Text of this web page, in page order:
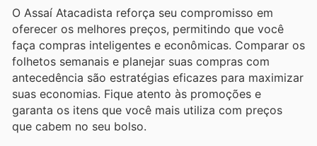
O Assaí Atacadista reforça seu compromisso em
oferecer os melhores preços, permitindo que você
faça compras inteligentes e econômicas. Comparar os
folhetos semanais e planejar suas compras com
antecedência são estratégias eficazes para maximizar
suas economias. Fique atento às promoções e
garanta os itens que você mais utiliza com preços
que cabem no seu bolso.